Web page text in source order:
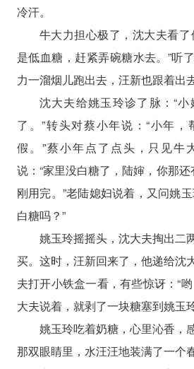
冷汗。
牛大力担心极了，沈大夫看
是低血糖，赶紧弄碗糖水去。”听
力一溜烟儿跑出去，汪新也跟着出去
沈大夫给姚玉玲诊了脉：“
了。”转头对蔡小年说：“小年
假。”蔡小年点了点头，只见牛
说：“家里没白糖了，陆婶，你那还
刚用完。”老陆媳妇说着，又问姚
白糖吗？”
姚玉玲摇摇头，沈大夫掏出二
买。这时，汪新回来了，他递给沈
夫打开小铁盒一看，有些惊讶：“
大夫说着，就剥了一块糖塞到姚玉
姚玉玲吃着奶糖，心里沁香，
那双眼睛里，水汪汪地装满了一个